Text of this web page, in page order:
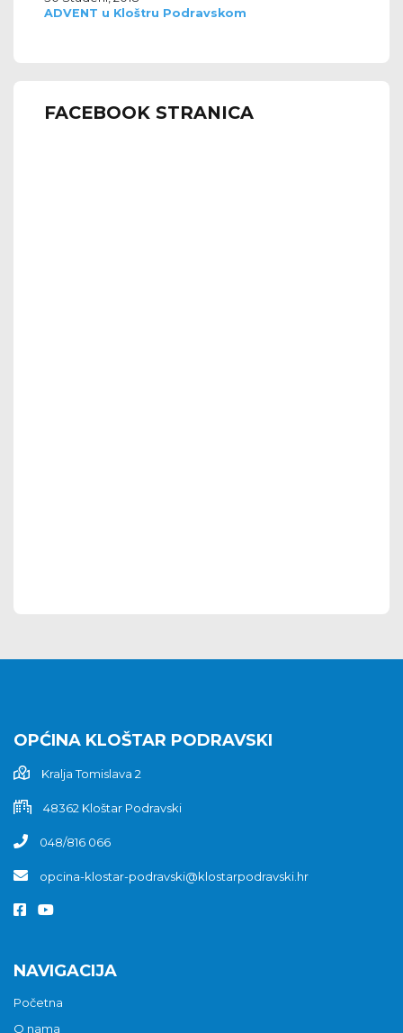
ADVENT u Kloštru Podravskom
FACEBOOK STRANICA
OPĆINA KLOŠTAR PODRAVSKI
Kralja Tomislava 2
48362 Kloštar Podravski
048/816 066
opcina-klostar-podravski@klostarpodravski.hr
NAVIGACIJA
Početna
O nama